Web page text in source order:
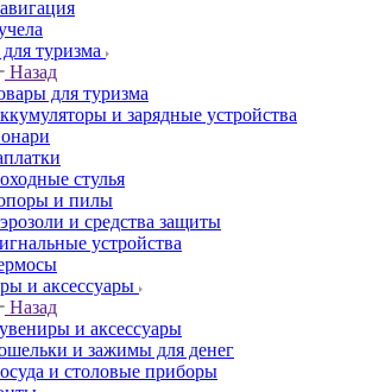
туризма
Назад
для туризма
и зарядные устройства
стулья
и пилы
и средства защиты
устройства
и аксессуары
Назад
и аксессуары
и зажимы для денег
и столовые приборы